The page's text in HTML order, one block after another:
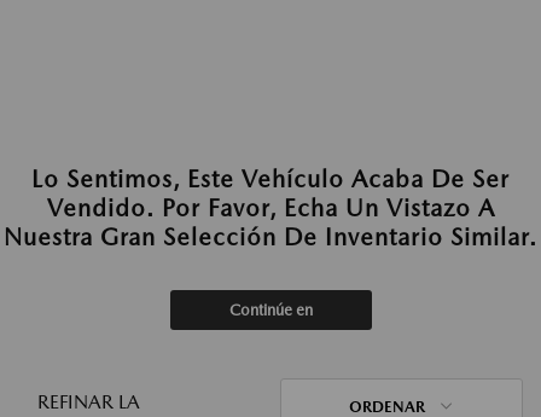
Lo Sentimos, Este Vehículo Acaba De Ser
Vendido. Por Favor, Echa Un Vistazo A
Nuestra Gran Selección De Inventario Similar.
Continúe en
REFINAR LA
ORDENAR